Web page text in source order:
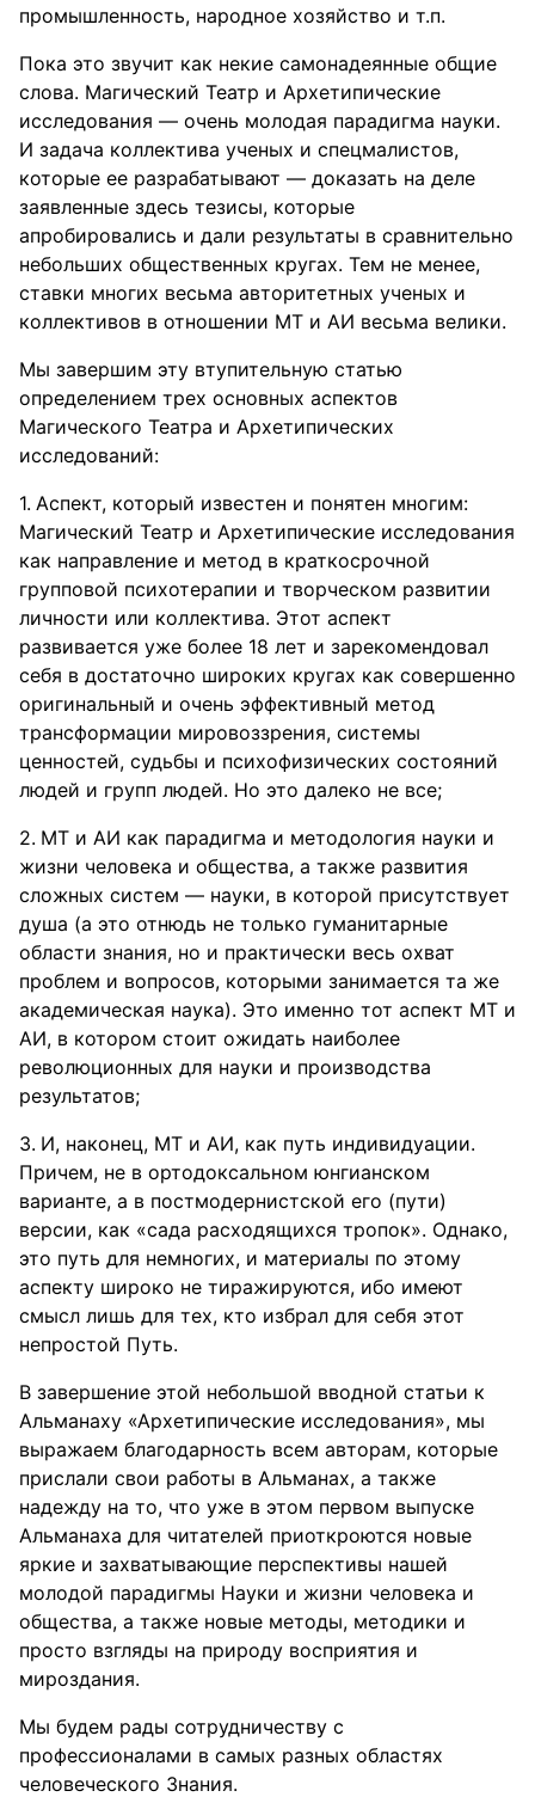
промышленность, народное хозяйство и т.п.
Пока это звучит как некие самонадеянные общие
слова. Магический Театр и Архетипические
исследования — очень молодая парадигма науки.
И задача коллектива ученых и спецмалистов,
которые ее разрабатывают — доказать на деле
заявленные здесь тезисы, которые
апробировались и дали результаты в сравнительно
небольших общественных кругах. Тем не менее,
ставки многих весьма авторитетных ученых и
коллективов в отношении МТ и АИ весьма велики.
Мы завершим эту втупительную статью
определением трех основных аспектов
Магического Театра и Архетипических
исследований:
Аспект, который известен и понятен многим:
Магический Театр и Архетипические исследования
как направление и метод в краткосрочной
групповой психотерапии и творческом развитии
личности или коллектива. Этот аспект
развивается уже более 18 лет и зарекомендовал
себя в достаточно широких кругах как совершенно
оригинальный и очень эффективный метод
трансформации мировоззрения, системы
ценностей, судьбы и психофизических состояний
людей и групп людей. Но это далеко не все;
МТ и АИ как парадигма и методология науки и
жизни человека и общества, а также развития
сложных систем — науки, в которой присутствует
душа (а это отнюдь не только гуманитарные
области знания, но и практически весь охват
проблем и вопросов, которыми занимается та же
академическая наука). Это именно тот аспект МТ и
АИ, в котором стоит ожидать наиболее
революционных для науки и производства
результатов;
И, наконец, МТ и АИ, как путь индивидуации.
Причем, не в ортодоксальном юнгианском
варианте, а в постмодернистской его (пути)
версии, как «сада расходящихся тропок». Однако,
это путь для немногих, и материалы по этому
аспекту широко не тиражируются, ибо имеют
смысл лишь для тех, кто избрал для себя этот
непростой Путь.
В завершение этой небольшой вводной статьи к
Альманаху «Архетипические исследования», мы
выражаем благодарность всем авторам, которые
прислали свои работы в Альманах, а также
надежду на то, что уже в этом первом выпуске
Альманаха для читателей приоткроются новые
яркие и захватывающие перспективы нашей
молодой парадигмы Науки и жизни человека и
общества, а также новые методы, методики и
просто взгляды на природу восприятия и
мироздания.
Мы будем рады сотрудничеству с
профессионалами в самых разных областях
человеческого Знания.